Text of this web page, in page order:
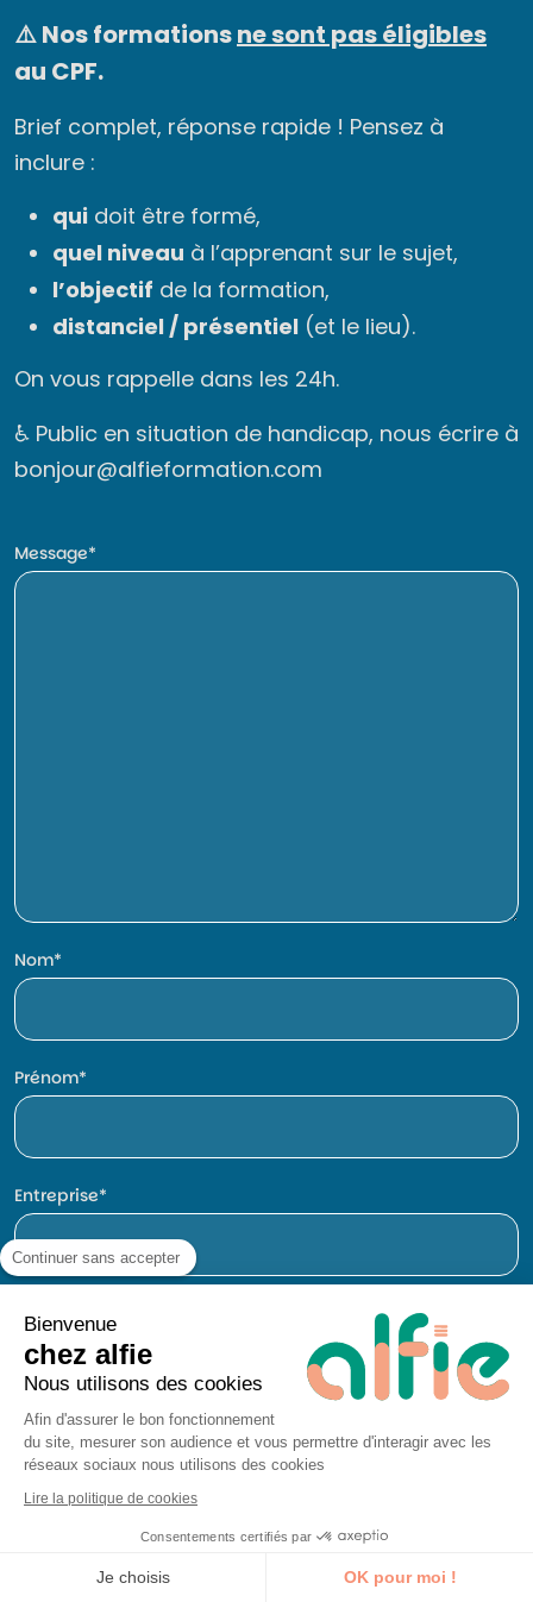
⚠️ Nos formationsne sont pas éligibles
au CPF.
Brief complet, réponse rapide ! Pensez à
inclure :
qui doit être formé,
quel niveau à l’apprenant sur le sujet,
l’objectif de la formation,
distanciel / présentiel (et le lieu).
On vous rappelle dans les 24h.
♿ Public en situation de handicap, nous écrire à
bonjour@alfieformation.com
Message
Nom
Prénom
Entreprise
E-mail
Téléphone
Continuer sans accepter
Bienvenue
chez alfie
Nous utilisons des cookies
Afin d'assurer le bon fonctionnement
du site, mesurer son audience et vous permettre d'interagir avec les
réseaux sociaux nous utilisons des cookies
Lire la politique de cookies
Consentements certifiés par
Je choisis OK pour moi !